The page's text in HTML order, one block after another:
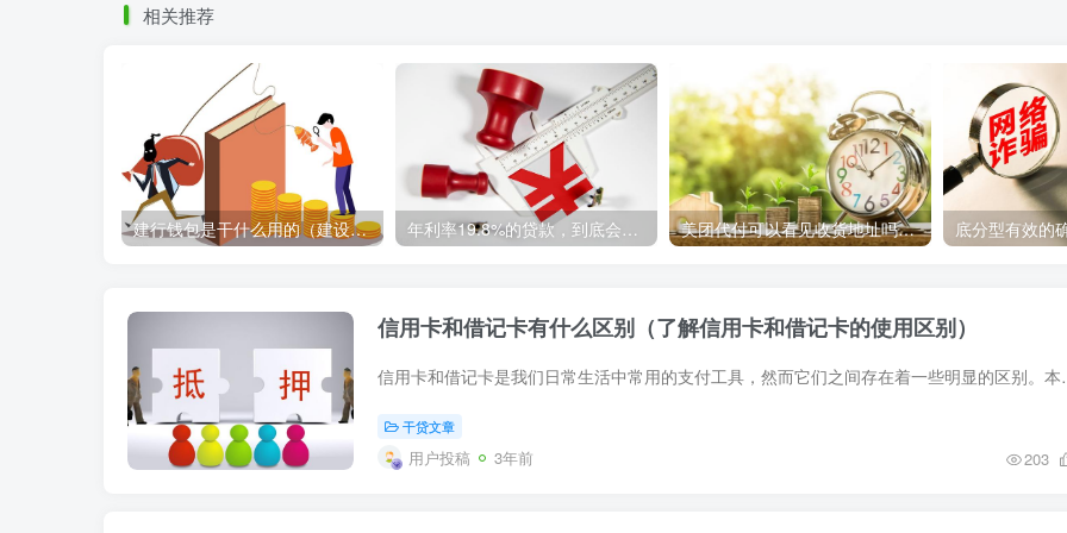
相关推荐
建行钱包是干什么用的（建设银行钱包的功能和用途简介） 年利率19.8%的贷款，到底会多还多少呢？ 美团代付可以看见收货地址吗(使用美团代付时，对方能否看到收货地址)
信用卡和借记卡有什么区别（了解信用卡和借记卡的使用区别）
信用卡和借记卡是我们日常生活中常用的
干贷文章
用户投稿 3年前 203